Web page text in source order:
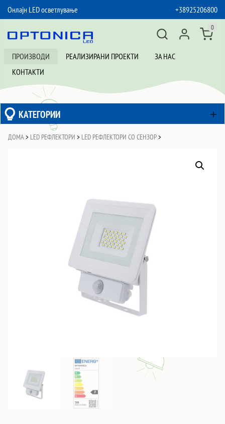
Онлајн LED осветлување
+38925206800
ПРОИЗВОДИ РЕАЛИЗИРАНИ ПРОЕКТИ
ЗА НАС
КОНТАКТИ
0
КАТЕГОРИИ
ДОМА > LED РЕФЛЕКТОРИ > LED РЕФЛЕКТОРИ СО СЕНЗОР>